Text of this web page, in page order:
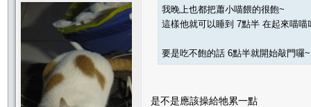
我晚上也都把蕭小喵餵的很飽~
這樣他就可以睡到 7點半 在起來喵喵
要是吃不飽的話 6點半就開始敲門囉~
是不是應該操給牠累一點